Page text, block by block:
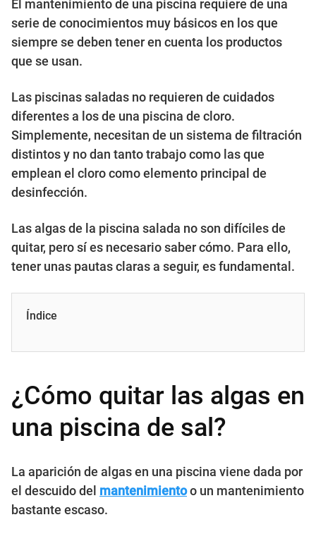
El mantenimiento de una piscina requiere de una
serie de conocimientos muy básicos en los que
siempre se deben tener en cuenta los productos
que se usan.
Las piscinas saladas no requieren de cuidados
diferentes a los de una piscina de cloro.
Simplemente, necesitan de un sistema de filtración
distintos y no dan tanto trabajo como las que
emplean el cloro como elemento principal de
desinfección.
Las algas de la piscina salada no son difíciles de
quitar, pero sí es necesario saber cómo. Para ello,
tener unas pautas claras a seguir, es fundamental.
Índice
¿Cómo quitar las algas en
una piscina de sal?
La aparición de algas en una piscina viene dada por
el descuido del mantenimientoo un mantenimiento
bastante escaso.